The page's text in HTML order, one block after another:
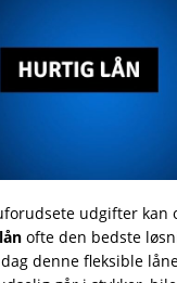
udgifter kan
ofte den bedste
denne fleksible